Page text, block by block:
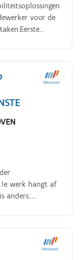
voor de
werk hangt af
anders:.